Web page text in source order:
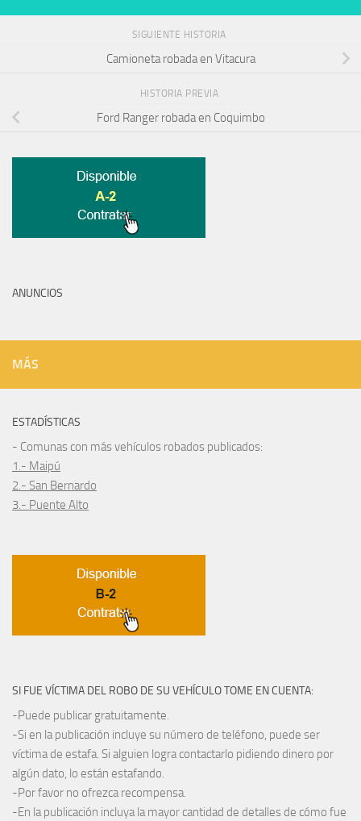
SIGUIENTE HISTORIA
Camioneta robada en Vitacura
HISTORIA PREVIA
Ford Ranger robada en Coquimbo
ANUNCIOS
MÁS
ESTADÍSTICAS
- Comunas con más vehículos robados publicados:
1.- Maipú
2.- San Bernardo
3.- Puente Alto
SI FUE VÍCTIMA DEL ROBO DE SU VEHÍCULO TOME EN CUENTA:
-Puede publicar gratuitamente.
-Si en la publicación incluye su número de teléfono, puede ser
víctima de estafa. Si alguien logra contactarlo pidiendo dinero por
algún dato, lo están estafando.
-Por favor no ofrezca recompensa.
-En la publicación incluya la mayor cantidad de detalles de cómo fue